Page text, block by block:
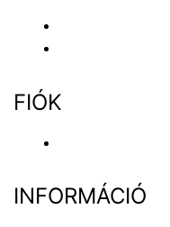
FIÓK
INFORMÁCIÓ